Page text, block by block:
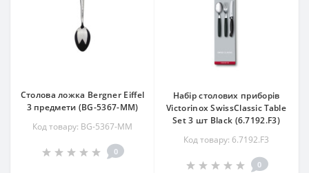
Столова ложка Bergner Eiffel
3 предмети (BG-5367-MM)
Код товару: BG-5367-MM
0
Набір столових приборів
Victorinox SwissClassic Table
Set 3 шт Black (6.7192.F3)
Код товару: 6.7192.F3
0